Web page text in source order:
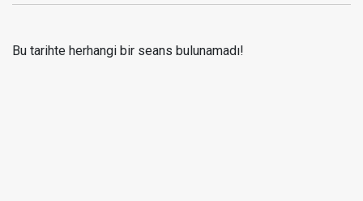
Bu tarihte herhangi bir seans bulunamadı!